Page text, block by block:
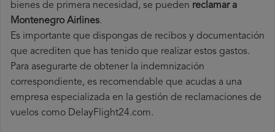
bienes de primera necesidad, se pueden reclamar a
Montenegro Airlines.
Es importante que dispongas de recibos y documentación
que acrediten que has tenido que realizar estos gastos.
Para asegurarte de obtener la indemnización
correspondiente, es recomendable que acudas a una
empresa especializada en la gestión de reclamaciones de
vuelos como DelayFlight24.com.